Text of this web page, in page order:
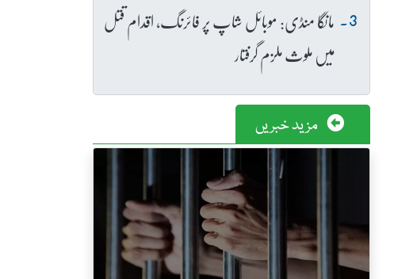
مانگا منڈی: موبائل شاپ پر فائرنگ، اقدام قتل
میں ملوث ملزم گرفتار
مزید خبریں